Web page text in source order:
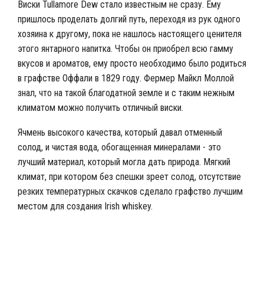
Виски Tullamore Dew стало известным не сразу. Ему
пришлось проделать долгий путь, переходя из рук одного
хозяина к другому, пока не нашлось настоящего ценителя
этого янтарного напитка. Чтобы он приобрел всю гамму
вкусов и ароматов, ему просто необходимо было родиться
в графстве Оффали в 1829 году. Фермер Майкл Моллой
знал, что на такой благодатной земле и с таким нежным
климатом можно получить отличный виски.
Ячмень высокого качества, который давал отменный
солод, и чистая вода, обогащенная минералами - это
лучший материал, который могла дать природа. Мягкий
климат, при котором без спешки зреет солод, отсутствие
резких температурных скачков сделало графство лучшим
местом для создания Irish whiskey.